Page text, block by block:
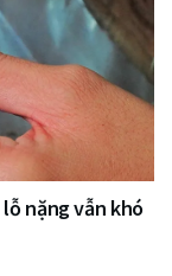
nặng vẫn khó